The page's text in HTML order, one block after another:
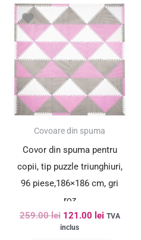
SUPER PREȚ!
Covoare din spuma
Covor din spuma pentru
copii, tip puzzle triunghiuri,
96 piese,186×186 cm, gri
roz
259.00lei
Prețul
inițial
fost:
259.00 lei.
121.00 lei
Prețul
curent
este:
121.00
TVA
inclus